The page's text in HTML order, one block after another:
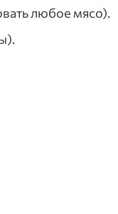
любое мясо).